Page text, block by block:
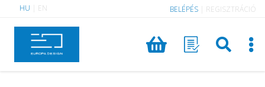
HU EN BELÉPÉS REGISZTRÁCIÓ